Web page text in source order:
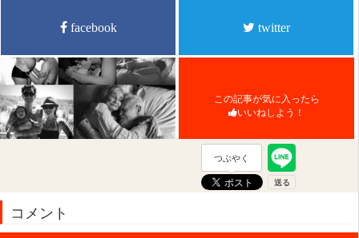
facebook twitter
この記事が気に入ったら
いいねしよう！
つぶやく
コメント